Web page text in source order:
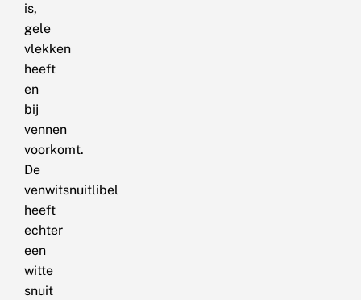
is,
gele
vlekken
heeft
en
bij
vennen
voorkomt.
De
venwitsnuitlibel
heeft
echter
een
witte
snuit